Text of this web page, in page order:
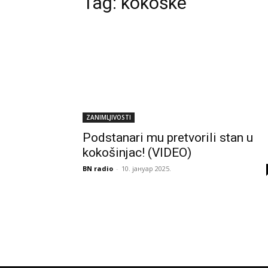
ZANIMLJIVOSTI
Podstanari mu pretvorili stan u
kokošinjac! (VIDEO)
BN radio - 10. јануар 2025.